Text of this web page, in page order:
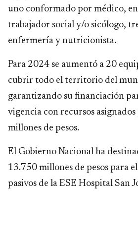
uno conformado por médico,
trabajador social y/o sicólogo,
enfermería y nutricionista.
Para 2024 se aumentó a 20
cubrir todo el territorio del
garantizando su financiación
vigencia con recursos
millones de pesos.
El Gobierno Nacional ha
13.750 millones de pesos para
pasivos de la ESE Hospital San